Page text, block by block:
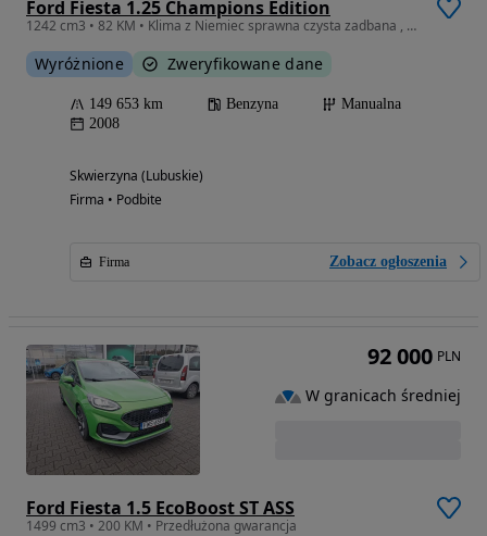
Ford Fiesta 1.25 Champions Edition
1242 cm3 • 82 KM • Klima z Niemiec sprawna czysta zadbana , rejestracja PL. Okazja cenowa
Wyróżnione Zweryfikowane dane
149 653 km Benzyna
Manualna
2008
Skwierzyna (Lubuskie)
Firma • Podbite
Firma Zobacz ogłoszenia
Ford Fiesta 1.5 EcoBoost ST ASS
1499 cm3 • 200 KM • Przedłużona gwarancja
92 000 PLN
W granicach średniej